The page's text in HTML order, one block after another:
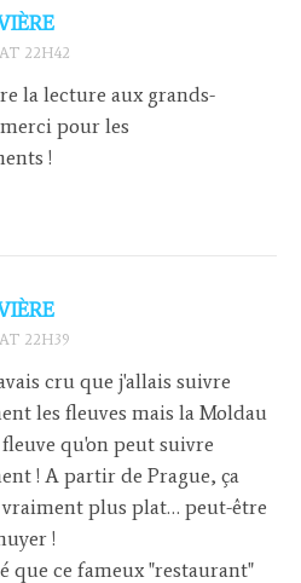
22H42
la lecture aux grands-
pour les
!
22H39
cru que j'allais suivre
les fleuves mais la Moldau
qu'on peut suivre
! A partir de Prague, ça
plus plat… peut-être
!
que ce fameux "restaurant"